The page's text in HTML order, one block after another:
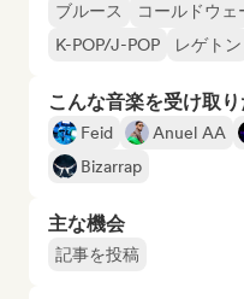
ブルース コールドウェ
K-POP/J-POP
レゲトン
こんな音楽を受け取
Feid Anuel AA
Bizarrap
主な機会
記事を投稿